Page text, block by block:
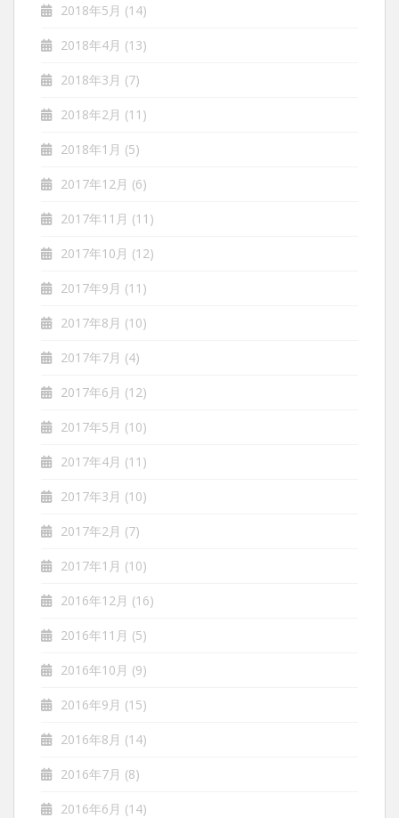
2018年5月 (14)
2018年4月 (13)
2018年3月 (7)
2018年2月 (11)
2018年1月 (5)
2017年12月 (6)
2017年11月 (11)
2017年10月 (12)
2017年9月 (11)
2017年8月 (10)
2017年7月 (4)
2017年6月 (12)
2017年5月 (10)
2017年4月 (11)
2017年3月 (10)
2017年2月 (7)
2017年1月 (10)
2016年12月 (16)
2016年11月 (5)
2016年10月 (9)
2016年9月 (15)
2016年8月 (14)
2016年7月 (8)
2016年6月 (14)